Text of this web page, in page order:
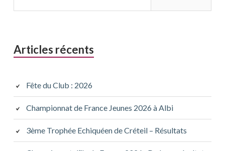
Articles récents
Fête du Club : 2026
Championnat de France Jeunes 2026 à Albi
3ème Trophée Echiquéen de Créteil – Résultats